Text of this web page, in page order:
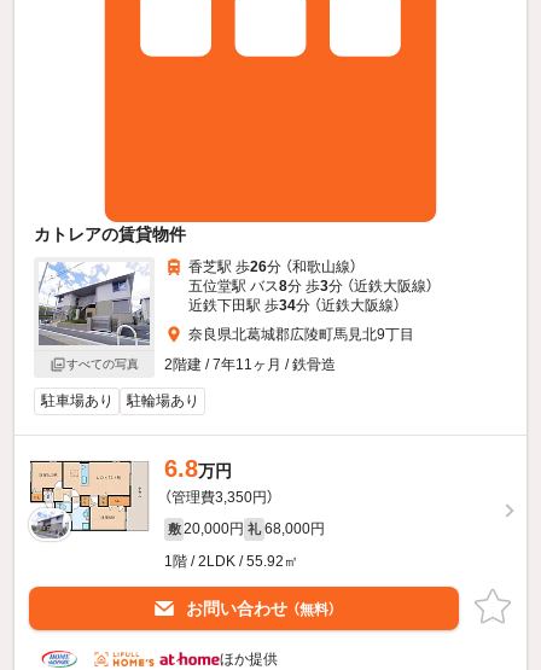
カトレアの賃貸物件
すべての写真
香芝駅 歩26分 （和歌山線）
五位堂駅 バス8分 歩3分 （近鉄大阪線）
近鉄下田駅 歩34分 （近鉄大阪線）
奈良県北葛城郡広陵町馬見北9丁目
2階建 / 7年11ヶ月 / 鉄骨造
駐車場あり 駐輪場あり
6.8万円
（管理費3,350円）
敷 20,000円 礼 68,000円
1階 / 2LDK / 55.92㎡
お問い合わせ （無料）
ほか提供